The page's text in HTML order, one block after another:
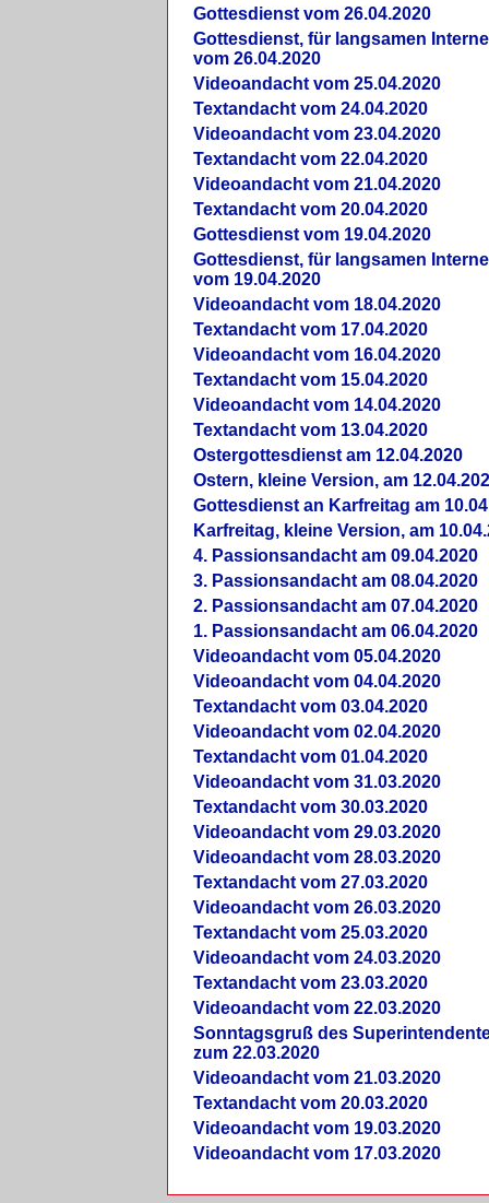
Gottesdienst vom 26.04.2020
Gottesdienst, für langsamen
vom 26.04.2020
Videoandacht vom 25.04.2020
Textandacht vom 24.04.2020
Videoandacht vom 23.04.2020
Textandacht vom 22.04.2020
Videoandacht vom 21.04.2020
Textandacht vom 20.04.2020
Gottesdienst vom 19.04.2020
Gottesdienst, für langsamen
vom 19.04.2020
Videoandacht vom 18.04.2020
Textandacht vom 17.04.2020
Videoandacht vom 16.04.2020
Textandacht vom 15.04.2020
Videoandacht vom 14.04.2020
Textandacht vom 13.04.2020
Ostergottesdienst am 12.04.2020
Ostern, kleine Version, am
Gottesdienst an Karfreitag am
Karfreitag, kleine Version, am
4. Passionsandacht am 09.04.2020
3. Passionsandacht am 08.04.2020
2. Passionsandacht am 07.04.2020
1. Passionsandacht am 06.04.2020
Videoandacht vom 05.04.2020
Videoandacht vom 04.04.2020
Textandacht vom 03.04.2020
Videoandacht vom 02.04.2020
Textandacht vom 01.04.2020
Videoandacht vom 31.03.2020
Textandacht vom 30.03.2020
Videoandacht vom 29.03.2020
Videoandacht vom 28.03.2020
Textandacht vom 27.03.2020
Videoandacht vom 26.03.2020
Textandacht vom 25.03.2020
Videoandacht vom 24.03.2020
Textandacht vom 23.03.2020
Videoandacht vom 22.03.2020
Sonntagsgruß des
zum 22.03.2020
Videoandacht vom 21.03.2020
Textandacht vom 20.03.2020
Videoandacht vom 19.03.2020
Videoandacht vom 17.03.2020